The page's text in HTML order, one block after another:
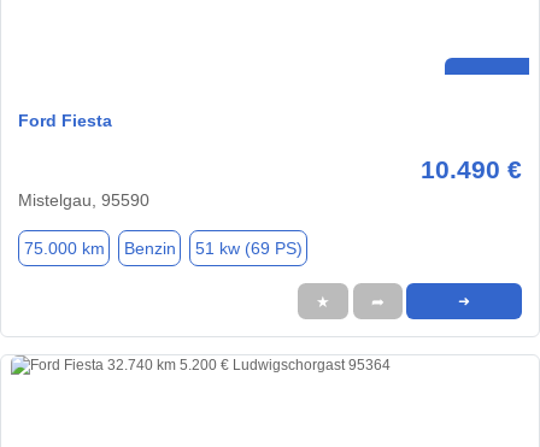
Ford Fiesta
10.490 €
Mistelgau, 95590
75.000 km Benzin 51 kw (69 PS)
★ ➦ ➜